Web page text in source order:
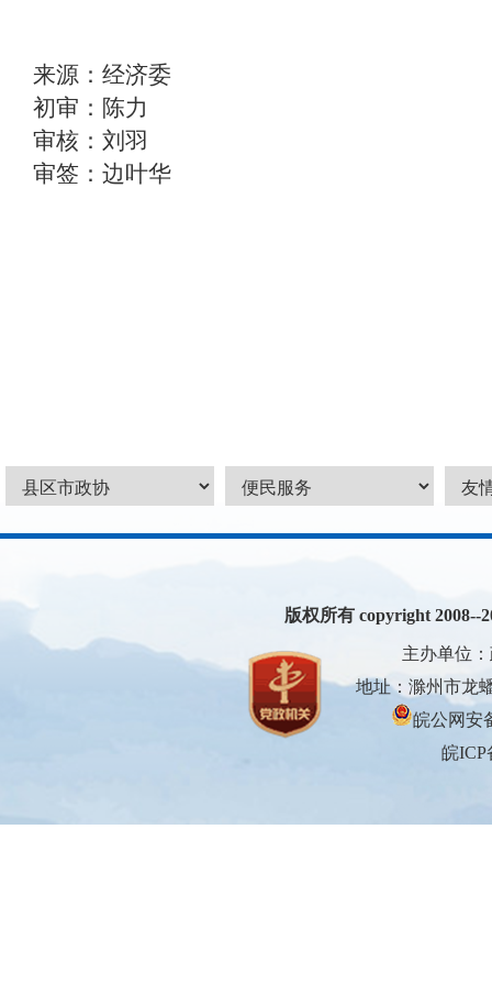
来源：经济委
初审：陈力
审核：刘羽
审签：边叶华
版权所有 copyright 2008--
主办单位
地址：滁州市龙
皖公网安
皖ICP